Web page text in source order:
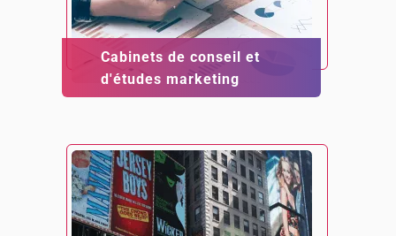
Cabinets de conseil et
d'études marketing